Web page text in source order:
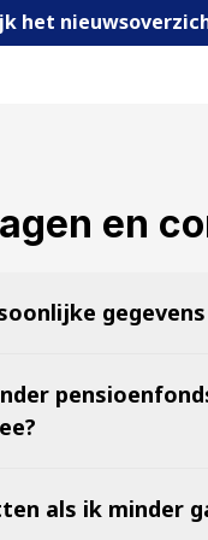
het
en
als ik minder